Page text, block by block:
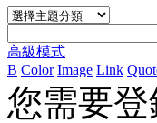
高級模式
B Color Image Link
您需要